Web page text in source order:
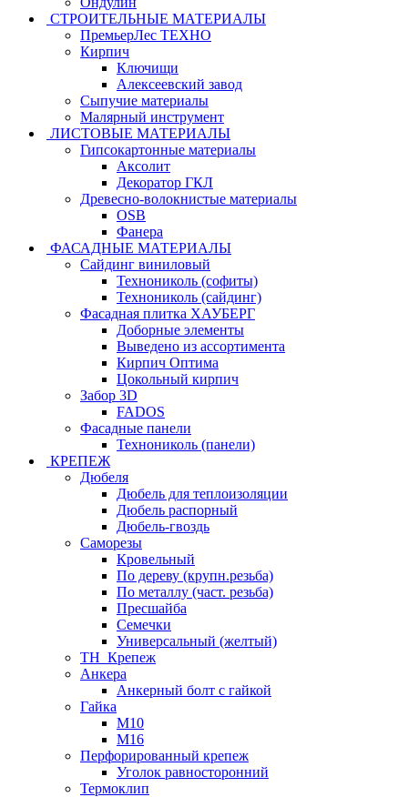
СТРОИТЕЛЬНЫЕ МАТЕРИАЛЫ
ПремьерЛес ТЕХНО
Кирпич
Ключищи
Алексеевский завод
Сыпучие материалы
Малярный инструмент
ЛИСТОВЫЕ МАТЕРИАЛЫ
Гипсокартонные материалы
Аксолит
Декоратор ГКЛ
Древесно-волокнистые материалы
OSB
Фанера
ФАСАДНЫЕ МАТЕРИАЛЫ
Сайдинг виниловый
Технониколь (софиты)
Технониколь (сайдинг)
Фасадная плитка ХАУБЕРГ
Доборные элементы
Выведено из ассортимента
Кирпич Оптима
Цокольный кирпич
Забор 3D
FADOS
Фасадные панели
Технониколь (панели)
КРЕПЕЖ
Дюбеля
Дюбель для теплоизоляции
Дюбель распорный
Дюбель-гвоздь
Саморезы
Кровельный
По дереву (крупн.резьба)
По металлу (част. резьба)
Пресшайба
Семечки
Универсальный (желтый)
ТН_Крепеж
Анкера
Анкерный болт с гайкой
Гайка
М10
М16
Перфорированный крепеж
Уголок равносторонний
Термоклип